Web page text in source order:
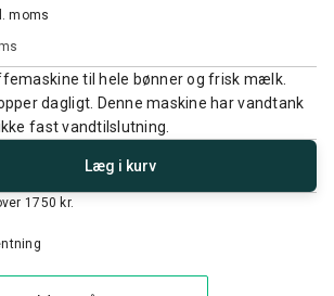
moms
til hele bønner og frisk mælk.
dagligt. Denne maskine har vandtank
fast vandtilslutning.
Læg i kurv
1750 kr.